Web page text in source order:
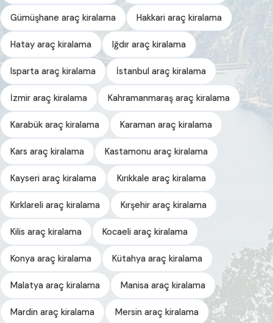
Gümüşhane araç kiralama Hakkari araç kiralama
Hatay araç kiralama Iğdır araç kiralama
Isparta araç kiralama İstanbul araç kiralama
İzmir araç kiralama Kahramanmaraş araç kiralama
Karabük araç kiralama Karaman araç kiralama
Kars araç kiralama Kastamonu araç kiralama
Kayseri araç kiralama Kırıkkale araç kiralama
Kırklareli araç kiralama Kırşehir araç kiralama
Kilis araç kiralama Kocaeli araç kiralama
Konya araç kiralama Kütahya araç kiralama
Malatya araç kiralama Manisa araç kiralama
Mardin araç kiralama Mersin araç kiralama